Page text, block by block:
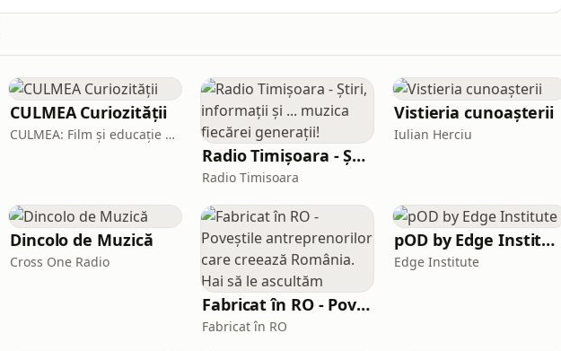
Iar, alături de ei, sperietura trece.Tocmai acest asortiment de personaje gr
CULMEA Curiozității
CULMEA: Film și educație de mediu
Radio Timișoara - Știri, informații și ... muzica fiecărei generații!
Radio Timisoara
Vistieria cunoașterii
Iulian Herciu
Dincolo de Muzică
Cross One Radio
Fabricat în RO - Poveștile antreprenorilor care creează România. Hai să le ascultăm
Fabricat în RO
pOD by Edge Institute
Edge Institute